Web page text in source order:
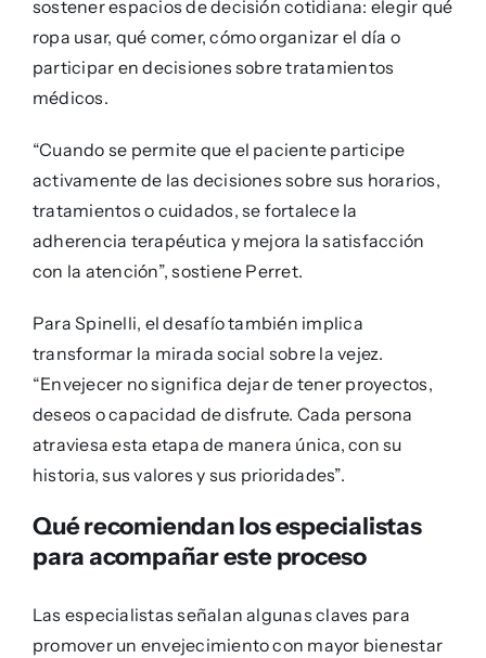
sostener espacios de decisión cotidiana: elegir qué
ropa usar, qué comer, cómo organizar el día o
participar en decisiones sobre tratamientos
médicos.
“Cuando se permite que el paciente participe
activamente de las decisiones sobre sus horarios,
tratamientos o cuidados, se fortalece la
adherencia terapéutica y mejora la satisfacción
con la atención”, sostiene Perret.
Para Spinelli, el desafío también implica
transformar la mirada social sobre la vejez.
“Envejecer no significa dejar de tener proyectos,
deseos o capacidad de disfrute. Cada persona
atraviesa esta etapa de manera única, con su
historia, sus valores y sus prioridades”.
Qué recomiendan los especialistas
para acompañar este proceso
Las especialistas señalan algunas claves para
promover un envejecimiento con mayor bienestar